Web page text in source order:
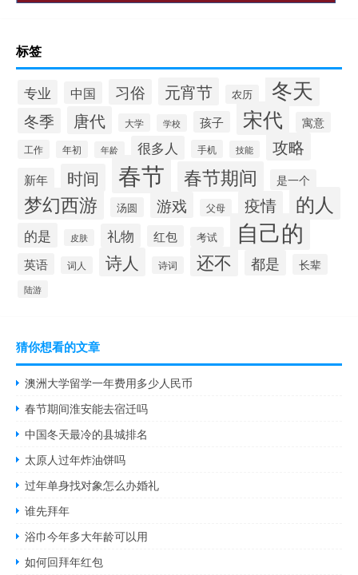
标签
专业 中国 习俗 元宵节 农历 冬天
冬季 唐代 大学 学校 孩子 宋代 寓意
工作 年初 年龄 很多人 手机 技能 攻略
新年 时间 春节 春节期间 是一个
梦幻西游 汤圆 游戏 父母 疫情 的人
的是 皮肤 礼物 红包 考试 自己的
英语 词人 诗人 诗词 还不 都是 长辈
陆游
猜你想看的文章
澳洲大学留学一年费用多少人民币
春节期间淮安能去宿迁吗
中国冬天最冷的县城排名
太原人过年炸油饼吗
过年单身找对象怎么办婚礼
谁先拜年
浴巾今年多大年龄可以用
如何回拜年红包